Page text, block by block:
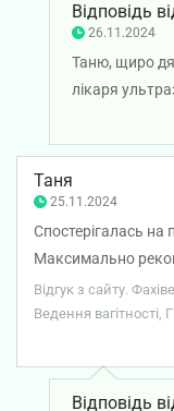
Відповідь
26.11.2024
Таню, щиро
лікаря
найкращого!
Таня
25.11.2024
Спостерігалась на
Максимально
турботливий
ділилась
вагітності (а це
її компетенцією —
давала вичерпні
Відгук з сайту.
Ведення вагітності,
Відповідь